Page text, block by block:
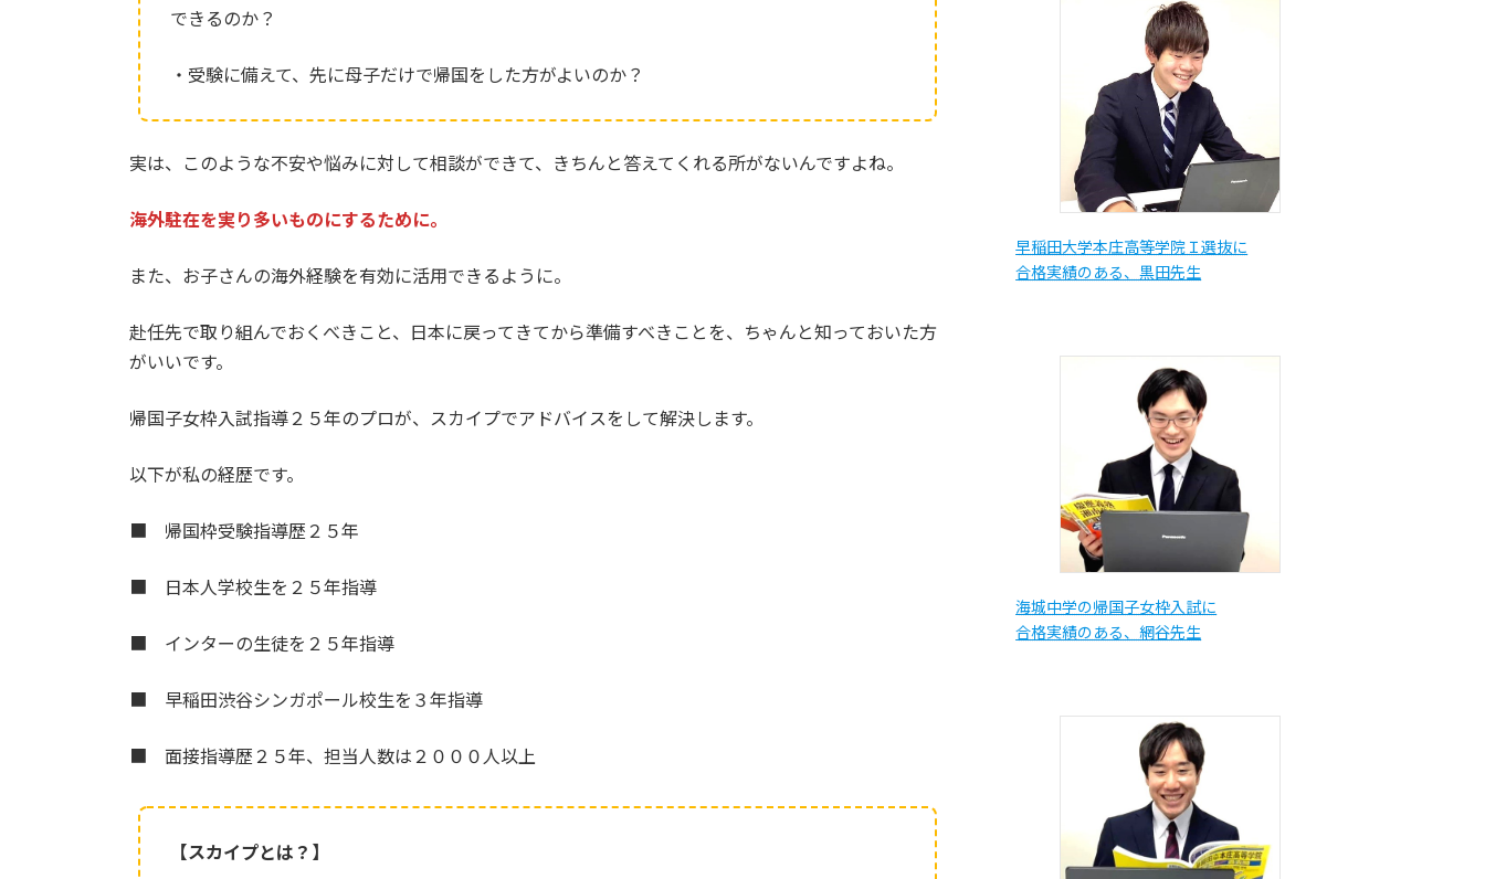
できるのか？
・受験に備えて、先に母子だけで帰国をした方がよいのか？
実は、このような不安や悩みに対して相談ができて、きちんと答えてくれる所がないんですよね。
海外駐在を実り多いものにするために。
また、お子さんの海外経験を有効に活用できるように。
赴任先で取り組んでおくべきこと、日本に戻ってきてから準備すべきことを、ちゃんと知っておいた方
がいいです。
帰国子女枠入試指導２５年のプロが、スカイプでアドバイスをして解決します。
以下が私の経歴です。
■ 帰国枠受験指導歴２５年
■ 日本人学校生を２５年指導
■ インターの生徒を２５年指導
■ 早稲田渋谷シンガポール校生を３年指導
■ 面接指導歴２５年、担当人数は２０００人以上
【スカイプとは？】
早稲田大学本庄高等学院Ｉ選抜に
合格実績のある、黒田先生
海城中学の帰国子女枠入試に
合格実績のある、網谷先生